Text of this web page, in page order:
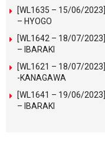
[WL1635 – 15/06/2023]
– HYOGO
[WL1642 – 18/07/2023]
– IBARAKI
[WL1621 – 18/07/2023]
-KANAGAWA
[WL1641 – 19/06/2023]
– IBARAKI